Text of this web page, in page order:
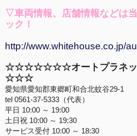
▽車両情報、店舗情報などは
ック ！
http://www.whitehouse.co.jp/
☆☆☆☆☆☆☆オートプラネ
☆☆☆
愛知県愛知郡東郷町和合北蚊谷29-1
tel 0561-37-5333（代表）
平日 10:00 ～ 19:00
土日祝 10:00 ～ 19:30
サービス受付 10:00 ～ 18:30